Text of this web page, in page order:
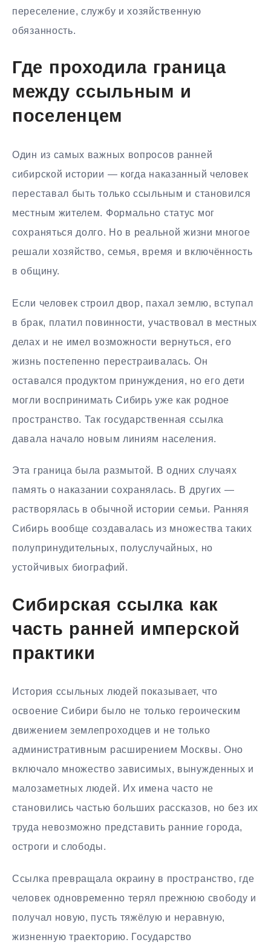
переселение, службу и хозяйственную
обязанность.
Где проходила граница
между ссыльным и
поселенцем
Один из самых важных вопросов ранней
сибирской истории — когда наказанный человек
переставал быть только ссыльным и становился
местным жителем. Формально статус мог
сохраняться долго. Но в реальной жизни многое
решали хозяйство, семья, время и включённость
в общину.
Если человек строил двор, пахал землю, вступал
в брак, платил повинности, участвовал в местных
делах и не имел возможности вернуться, его
жизнь постепенно перестраивалась. Он
оставался продуктом принуждения, но его дети
могли воспринимать Сибирь уже как родное
пространство. Так государственная ссылка
давала начало новым линиям населения.
Эта граница была размытой. В одних случаях
память о наказании сохранялась. В других —
растворялась в обычной истории семьи. Ранняя
Сибирь вообще создавалась из множества таких
полупринудительных, полуслучайных, но
устойчивых биографий.
Сибирская ссылка как
часть ранней имперской
практики
История ссыльных людей показывает, что
освоение Сибири было не только героическим
движением землепроходцев и не только
административным расширением Москвы. Оно
включало множество зависимых, вынужденных и
малозаметных людей. Их имена часто не
становились частью больших рассказов, но без их
труда невозможно представить ранние города,
остроги и слободы.
Ссылка превращала окраину в пространство, где
человек одновременно терял прежнюю свободу и
получал новую, пусть тяжёлую и неравную,
жизненную траекторию. Государство